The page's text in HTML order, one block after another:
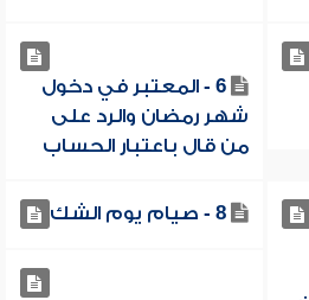
6 - المعتبر في دخول
شهر رمضان والرد على
من قال باعتبار الحساب
8 - صيام يوم الشك